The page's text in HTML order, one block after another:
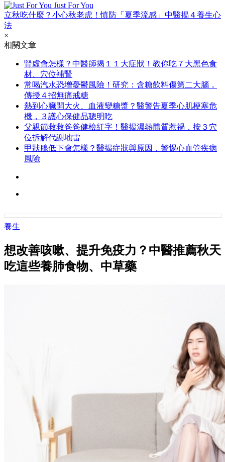
Just For You
立秋吃什麼？小心秋老虎！慎防「夏季流感」中醫揭４養生心
法
×
相關文章
腎虛會怎樣？中醫師揭１１大症狀！教你吃７大黑色食
材、穴位補腎
常喝汽水恐增憂鬱風險！研究：含糖飲料傷第二大腦，
傳授４招無痛戒糖
熱到心臟開大火、血液變糖漿？醫警告夏季心肌梗塞危
機，３護心保健品聰明吃
父親節救救爸爸健檢紅字！醫揭濕熱體質惹禍，按３穴
位拆解代謝地雷
甲狀腺低下會怎樣？醫揭症狀與原因，警惕心血管疾病
風險
養生
想改善咳嗽、提升免疫力？中醫推薦秋天
吃這些養肺食物、中草藥